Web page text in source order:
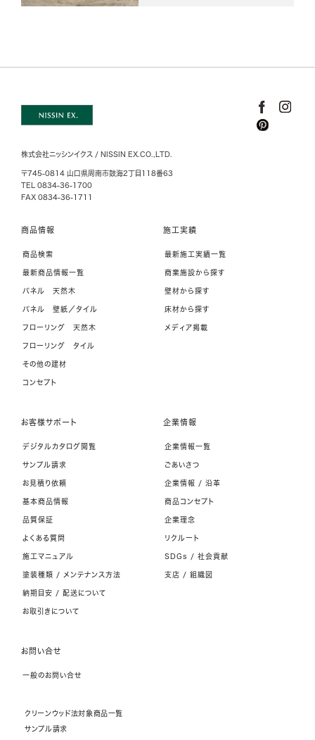
株式会社ニッシンイクス / NISSIN EX.CO.,LTD.
〒745-0814 山口県周南市鼓海2丁目118番63
TEL 0834-36-1700
FAX 0834-36-1711
商品情報
商品検索
最新商品情報一覧
パネル 天然木
パネル 壁紙／タイル
フローリング 天然木
フローリング タイル
その他の建材
コンセプト
施工実績
最新施工実績一覧
商業施設から探す
壁材から探す
床材から探す
メディア掲載
お客様サポート
デジタルカタログ閲覧
サンプル請求
お見積り依頼
基本商品情報
品質保証
よくある質問
施工マニュアル
塗装種類 / メンテナンス方法
納期目安 / 配送について
お取引きについて
企業情報
企業情報一覧
ごあいさつ
企業情報 / 沿革
商品コンセプト
企業理念
リクルート
SDGs / 社会貢献
支店 / 組織図
お問い合せ
一般のお問い合せ
クリーンウッド法対象商品一覧
サンプル請求